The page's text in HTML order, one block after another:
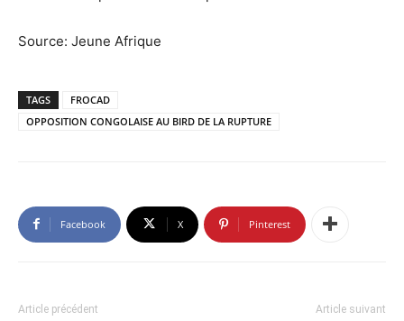
Source: Jeune Afrique
TAGS
FROCAD
OPPOSITION CONGOLAISE AU BIRD DE LA RUPTURE
Facebook X Pinterest
Article précédent Article suivant